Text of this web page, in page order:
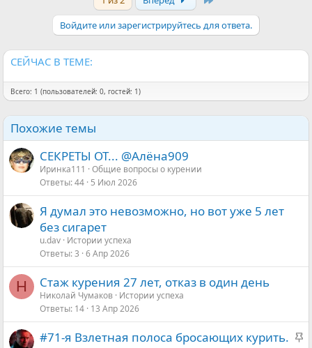
Войдите или зарегистрируйтесь для ответа.
СЕЙЧАС В ТЕМЕ:
Всего: 1 (пользователей: 0, гостей: 1)
Похожие темы
СЕКРЕТЫ ОТ... @Алёна909
Иринка111
Общие вопросы о курении
Ответы 44 5 Июл 2026
Я думал это невозможно, но вот уже 5 лет
без сигарет
u.dav Истории успеха
Ответы 3 6 Апр 2026
Н Стаж курения 27 лет, отказ в один день
Николай Чумаков Истории успеха
Ответы 14 13 Апр 2026
З
#71-я Взлетная полоса бросающих курить.